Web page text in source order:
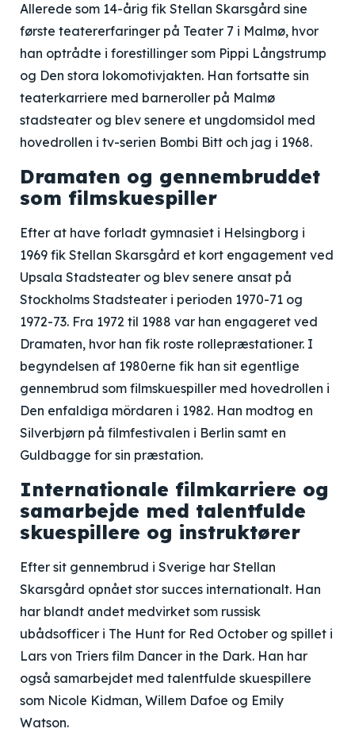
Allerede som 14-årig fik Stellan Skarsgård sine
første teatererfaringer på Teater 7 i Malmø, hvor
han optrådte i forestillinger som Pippi Långstrump
og Den stora lokomotivjakten. Han fortsatte sin
teaterkarriere med barneroller på Malmø
stadsteater og blev senere et ungdomsidol med
hovedrollen i tv-serien Bombi Bitt och jag i 1968.
Dramaten og gennembruddet
som filmskuespiller
Efter at have forladt gymnasiet i Helsingborg i
1969 fik Stellan Skarsgård et kort engagement ved
Upsala Stadsteater og blev senere ansat på
Stockholms Stadsteater i perioden 1970-71 og
1972-73. Fra 1972 til 1988 var han engageret ved
Dramaten, hvor han fik roste rollepræstationer. I
begyndelsen af 1980erne fik han sit egentlige
gennembrud som filmskuespiller med hovedrollen i
Den enfaldiga mördaren i 1982. Han modtog en
Silverbjørn på filmfestivalen i Berlin samt en
Guldbagge for sin præstation.
Internationale filmkarriere og
samarbejde med talentfulde
skuespillere og instruktører
Efter sit gennembrud i Sverige har Stellan
Skarsgård opnået stor succes internationalt. Han
har blandt andet medvirket som russisk
ubådsofficer i The Hunt for Red October og spillet i
Lars von Triers film Dancer in the Dark. Han har
også samarbejdet med talentfulde skuespillere
som Nicole Kidman, Willem Dafoe og Emily
Watson.